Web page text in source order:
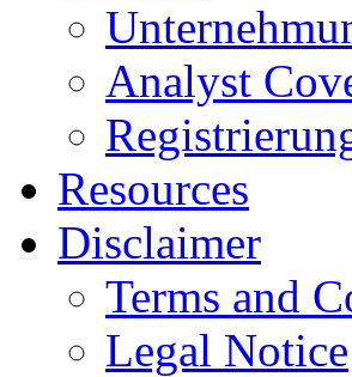
Analyst
Resources
Disclaimer
Terms and
Legal Notice